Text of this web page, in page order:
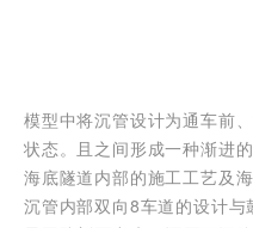
模型中将沉管设计为通车前
状态。且之间形成一种渐进
海底隧道内部的施工工艺及
沉管内部双向8车道的设计